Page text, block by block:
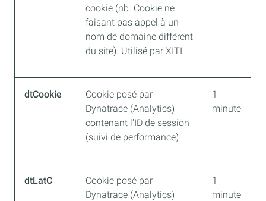
cookie (nb. Cookie ne
faisant pas appel à un
nom de domaine différent
du site). Utilisé par XITI
dtCookie
Cookie posé par
Dynatrace (Analytics)
contenant l'ID de session
(suivi de performance)
1
minute
dtLatC
Cookie posé par
Dynatrace (Analytics)
1
minute